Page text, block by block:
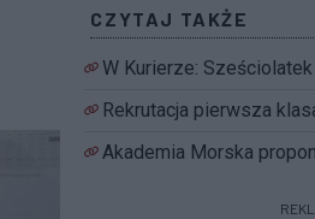
CZYTAJ TAKŻE
W Kurierze: Sześciolatek
Rekrutacja pierwsza
Akademia Morska